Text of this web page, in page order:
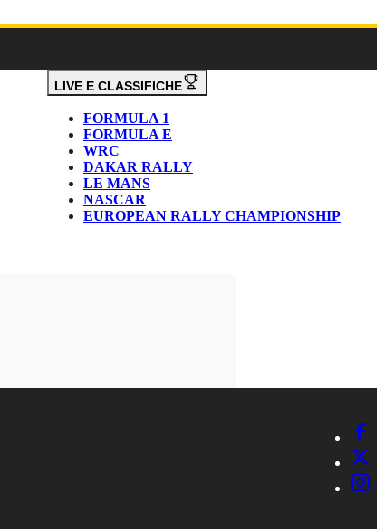
LIVE E CLASSIFICHE
FORMULA 1
FORMULA E
WRC
DAKAR RALLY
LE MANS
NASCAR
EUROPEAN RALLY CHAMPIONSHIP